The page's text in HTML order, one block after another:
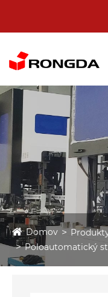
Domov
Poloautomatický